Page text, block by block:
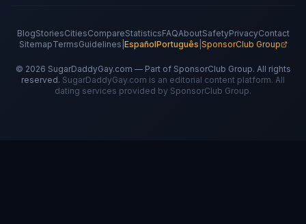
BlogStoriesCitiesCompareStatisticsFAQAboutSafetyPrivacyContact
SitemapTermsGuidelines EspañolPortuguês SponsorClub Group
© 2026 SugarDaddyGay.com — Part of SponsorClub Group. All rights
reserved. SugarDaddyGay.com is an editorial content platform. All
dating services provided by SponsorClub Group.